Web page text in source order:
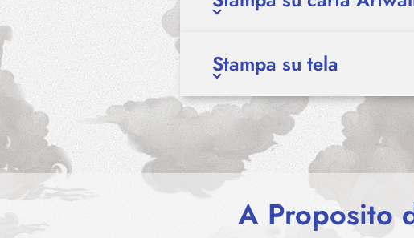
Stampa su tela
A Proposito